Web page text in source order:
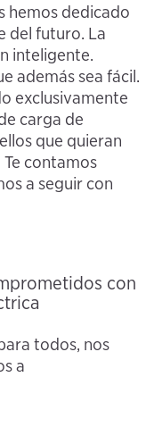
hemos dedicado
del futuro. La
inteligente.
además sea fácil.
exclusivamente
carga de
que quieran
contamos
a seguir con
con
todos, nos
a